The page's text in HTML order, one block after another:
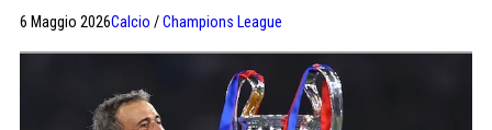
mettevano in croce
6 Maggio 2026Calcio /Champions League